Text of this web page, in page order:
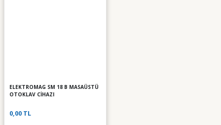
ELEKTROMAG SM 18 B MASAÜSTÜ
OTOKLAV CİHAZI
0,00 TL